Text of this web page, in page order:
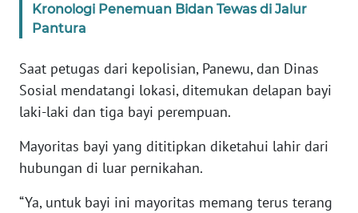
Kronologi Penemuan Bidan Tewas di Jalur
Pantura
Saat petugas dari kepolisian, Panewu, dan Dinas
Sosial mendatangi lokasi, ditemukan delapan bayi
laki-laki dan tiga bayi perempuan.
Mayoritas bayi yang dititipkan diketahui lahir dari
hubungan di luar pernikahan.
“Ya, untuk bayi ini mayoritas memang terus terang
SUMUT
WN
JAKARTA
JABAR
WN